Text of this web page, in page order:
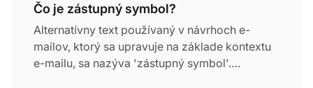
Čo je zástupný symbol?
Alternatívny text používaný v návrhoch e-
mailov, ktorý sa upravuje na základe kontextu
e-mailu, sa nazýva 'zástupný symbol'.